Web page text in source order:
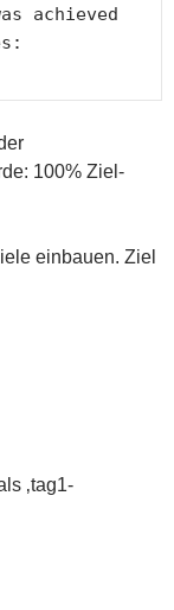
achieved
100% Ziel-
einbauen. Ziel
‚tag1-